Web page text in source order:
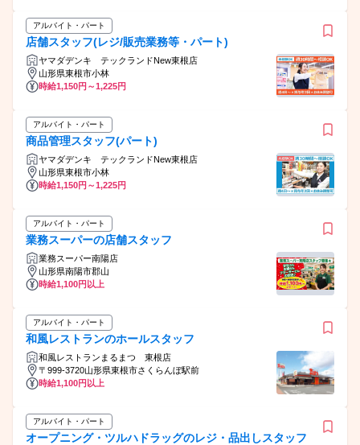
アルバイト・パート
店舗スタッフ(レジ/販売業務等・パート)
ヤマダデンキ テックランドNew東根店
山形県東根市小林
時給1,150円～1,225円
アルバイト・パート
商品管理スタッフ(パート)
ヤマダデンキ テックランドNew東根店
山形県東根市小林
時給1,150円～1,225円
アルバイト・パート
業務スーパーの店舗スタッフ
業務スーパー南陽店
山形県南陽市郡山
時給1,100円以上
アルバイト・パート
和風レストランのホールスタッフ
和風レストランまるまつ 東根店
〒999-3720山形県東根市さくらんぼ駅前
時給1,100円以上
アルバイト・パート
オープニング・ツルハドラッグのレジ・品出しスタッフ